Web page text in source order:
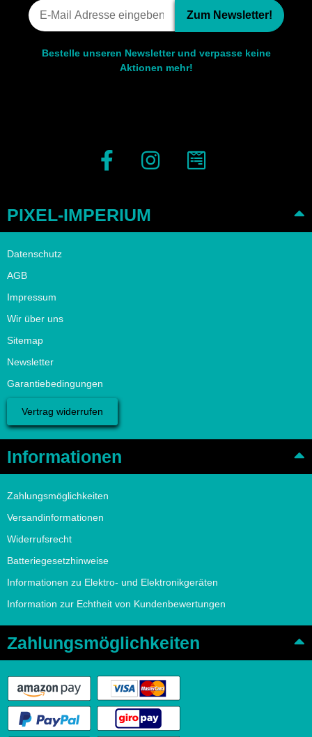
Zum Newsletter!
Bestelle unseren Newsletter und verpasse keine
Aktionen mehr!
PIXEL-IMPERIUM
Datenschutz
AGB
Impressum
Wir über uns
Sitemap
Newsletter
Garantiebedingungen
Vertrag widerrufen
Informationen
Zahlungsmöglichkeiten
Versandinformationen
Widerrufsrecht
Batteriegesetzhinweise
Informationen zu Elektro- und Elektronikgeräten
Information zur Echtheit von Kundenbewertungen
Zahlungsmöglichkeiten